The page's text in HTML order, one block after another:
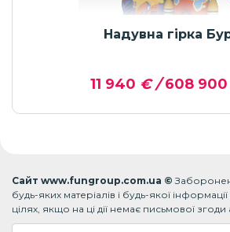
Надувна гірка
11 940 € /608 900
Сайт www.fungroup.com.ua ©
будь-яких матеріалів і будь-якої
цілях, якщо на ці дії немає письмової згоди